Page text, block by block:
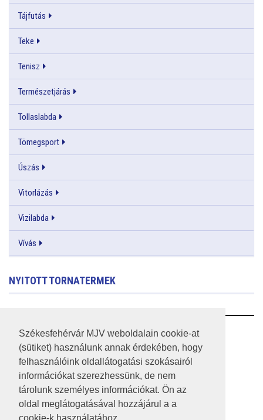
Székesfehérvár MJV weboldalain cookie-at
(sütiket) használunk annak érdekében, hogy
felhasználóink oldallátogatási szokásairól
információkat szerezhessünk, de nem
tárolunk személyes információkat. Ön az
oldal meglátogatásával hozzájárul a a
Tájfutás
Teke
Tenisz
Természetjárás
Tollaslabda
Tömegsport
Úszás
Vitorlázás
Vizilabda
Vívás
NYITOTT TORNATERMEK
RSS
A HONLAP 2017.03.31-I ÁLLAPOTA
JOGI NYILATKOZAT
IMPRESSZUM